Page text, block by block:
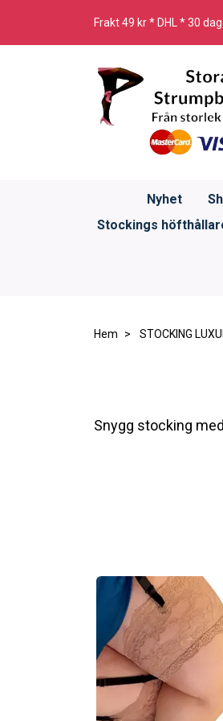
Frakt 49 kr * DHL * 30
Nyhet
Stockings
Hem STOCKING
Snygg stocking